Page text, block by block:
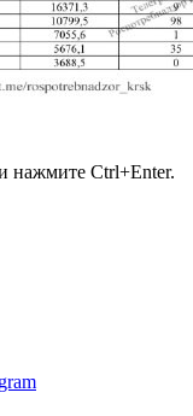
нажмите Ctrl+Enter.